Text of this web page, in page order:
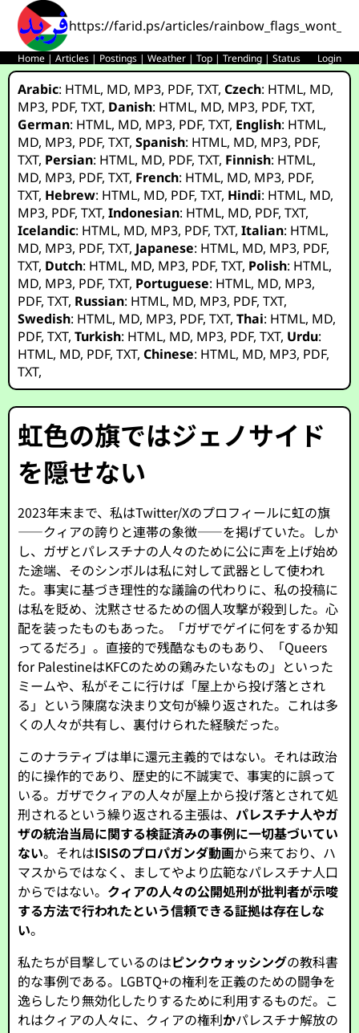
https://farid.ps/articles/
Home |Articles | Postings |Weather |Top |Trending |Status Login
Arabic: HTML, MD, MP3, PDF,TXT,Czech: HTML, MD,
MP3, PDF,TXT, Danish: HTML, MD, MP3, PDF,TXT,
German: HTML, MD, MP3, PDF,TXT, English: HTML,
MD, MP3, PDF,TXT,Spanish: HTML, MD, MP3, PDF,
TXT, Persian: HTML, MD, PDF,TXT, Finnish: HTML,
MD, MP3, PDF,TXT, French: HTML, MD, MP3, PDF,
TXT, Hebrew: HTML, MD, PDF,TXT, Hindi: HTML, MD,
MP3, PDF,TXT,Indonesian: HTML, MD, PDF,TXT,
Icelandic: HTML, MD, MP3, PDF,TXT,Italian: HTML,
MD, MP3, PDF,TXT, Japanese: HTML, MD, MP3, PDF,
TXT, Dutch: HTML, MD, MP3, PDF,TXT, Polish: HTML,
MD, MP3, PDF,TXT, Portuguese: HTML, MD, MP3,
PDF,TXT, Russian: HTML, MD, MP3, PDF,TXT,
Swedish: HTML, MD, MP3, PDF,TXT,Thai: HTML, MD,
PDF,TXT,Turkish: HTML, MD, MP3, PDF,TXT, Urdu:
HTML, MD, PDF,TXT,Chinese: HTML, MD, MP3, PDF,
TXT,
虹色の旗ではジェノサイド
を隠せない
2023年末まで、私はTwitter/Xのプロフィールに虹の旗
——クィアの誇りと連帯の象徴——を掲げていた。しか
し、ガザとパレスチナの人々のために公に声を上げ始め
た途端、そのシンボルは私に対して武器として使われ
た。事実に基づき理性的な議論の代わりに、私の投稿に
は私を貶め、沈黙させるための個人攻撃が殺到した。心
配を装ったものもあった。「ガザでゲイに何をするか知
ってるだろ」。直接的で残酷なものもあり、「Queers
for PalestineはKFCのための鶏みたいなもの」といった
ミームや、私がそこに行けば「屋上から投げ落とされ
る」という陳腐な決まり文句が繰り返された。これは多
くの人々が共有し、裏付けられた経験だった。
このナラティブは単に還元主義的ではない。それは政治
的に操作的であり、歴史的に不誠実で、事実的に誤って
いる。ガザでクィアの人々が屋上から投げ落とされて処
刑されるという繰り返される主張は、パレスチナ人やガ
ザの統治当局に関する検証済みの事例に一切基づいてい
ない。それはISISのプロパガンダ動画から来ており、ハ
マスからではなく、ましてやより広範なパレスチナ人口
からではない。 クィアの人々の公開処刑が批判者が示唆
する方法で行われたという信頼できる証拠は存在しな
い。
私たちが目撃しているのはピンクウォッシングの教科書
的な事例である。LGBTQ+の権利を正義のための闘争を
逸らしたり無効化したりするために利用するものだ。こ
れはクィアの人々に、クィアの権利かパレスチナ解放の